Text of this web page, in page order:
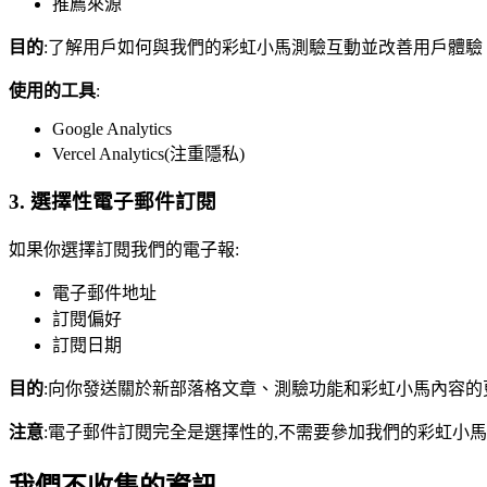
目的:了解用戶如何與我們的彩虹小馬測驗互動並改善用戶體驗
使用的工具:
Google Analytics
Vercel Analytics(注重隱私)
3. 選擇性電子郵件訂閱
如果你選擇訂閱我們的電子報:
電子郵件地址
訂閱偏好
訂閱日期
目的:向你發送關於新部落格文章、測驗功能和彩虹小馬內容的
注意:電子郵件訂閱完全是選擇性的,不需要參加我們的彩虹小